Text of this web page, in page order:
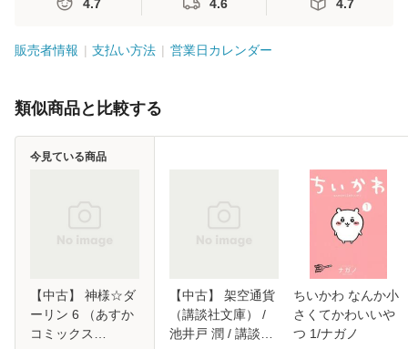
4.7 4.6 4.7
販売者情報 支払い方法 営業日カレンダー
類似商品と比較する
【中古】 神様☆ダ
ーリン 6 （あすか
コミックス
今見ている商品
【中古】 架空通貨
（講談社文庫） /
池井戸 潤 / 講談社
ちいかわ なんか小
さくてかわいいや
つ 1/ナガノ